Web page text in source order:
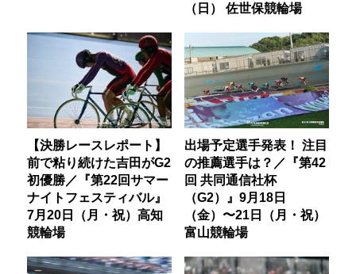
（日） 佐世保競輪場
【決勝レースレポート】
前で粘り続けた吉田がG2
初優勝／『第22回サマー
ナイトフェスティバル』
7月20日（月・祝）高知
競輪場
出場予定選手発表！ 注目
の推薦選手は？／『第42
回 共同通信社杯
（G2）』9月18日
（金）〜21日（月・祝）
富山競輪場